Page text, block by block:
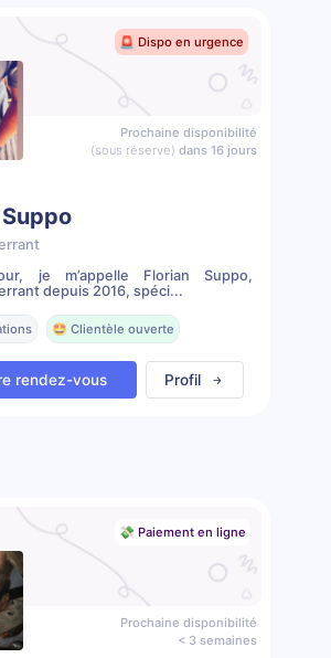
🚨 Dispo en urgence
Prochaine disponibilité
(sous réserve) dans 16 jours
je m’appelle Florian Suppo,
depuis 2016, spéci...
🤩 Clientèle ouverte
rendez-vous Profil
💸 Paiement en ligne
Prochaine disponibilité
< 3 semaines